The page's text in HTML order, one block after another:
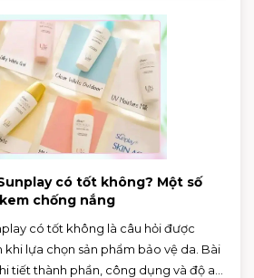
có tốt không? Một số
chống nắng
có tốt không là câu hỏi được
lựa chọn sản phẩm bảo vệ da. Bài
tiết thành phần, công dụng và độ an